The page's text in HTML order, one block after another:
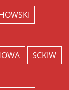
SCKIW